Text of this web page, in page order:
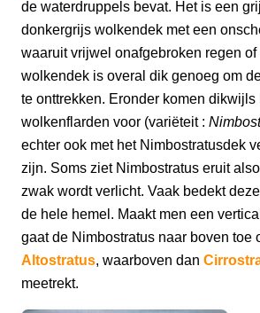
de waterdruppels bevat. Het is een
donkergrijs wolkendek met een
waaruit vrijwel onafgebroken regen
wolkendek is overal dik genoeg om
te onttrekken. Eronder komen dikwijls
wolkenflarden voor (variëteit :
echter ook met het Nimbostratusdek
zijn. Soms ziet Nimbostratus eruit
zwak wordt verlicht. Vaak bedekt
de hele hemel. Maakt men een
gaat de Nimbostratus naar boven toe
Altostratus, waarboven dan
meetrekt.